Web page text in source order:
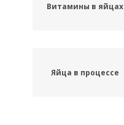
Витамины в яйцах
Яйца в процессе